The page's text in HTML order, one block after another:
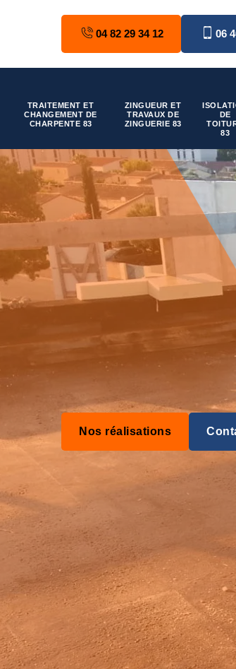
04 82 29 34 12 06
TRAITEMENT ET
CHANGEMENT DE
CHARPENTE 83
ZINGUEUR ET
TRAVAUX DE
ZINGUERIE 83
DE
83
Nos réalisations